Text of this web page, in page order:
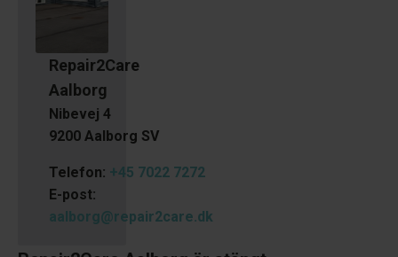
Repair2Care
Aalborg
Nibevej 4
9200 Aalborg SV
Telefon: +45 7022 7272
E-post:
aalborg@repair2care.dk